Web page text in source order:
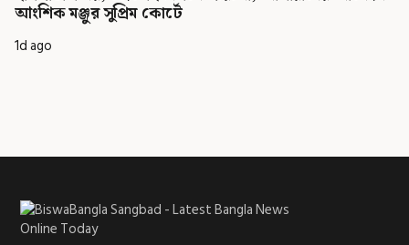
আংশিক মঞ্জুর সুপ্রিম কোর্টে
1d ago